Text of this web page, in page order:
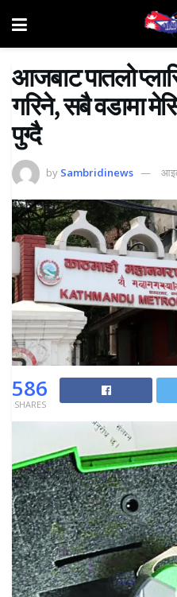
आजबाट पातलो
गरिने, सबै वडामा
पुग्दै
by Sambridinews
586
SHARES